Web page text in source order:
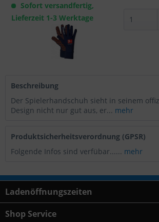
Sofort versandfertig,
Lieferzeit 1-3 Werktage
Beschreibung
Der Spielerhandschuh sieht in seinem
Design nicht nur gut aus, er... mehr
Produktsicherheitsverordnung (GPSR)
Folgende Infos sind verfübar...... mehr
Ladenöffnungszeiten
Shop Service